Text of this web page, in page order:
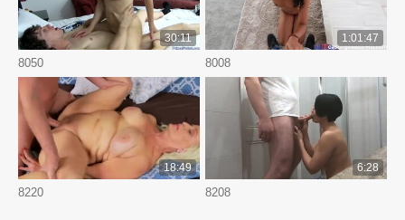
8050
30:11
8008
1:01:47
8220
18:49
8208
6:28